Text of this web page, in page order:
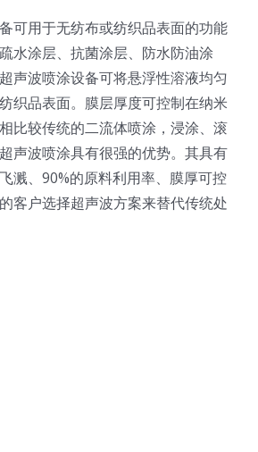
可用于无纺布或纺织品表面的功能
水涂层、抗菌涂层、防水防油涂
声波喷涂设备可将悬浮性溶液均匀
织品表面。膜层厚度可控制在纳米
比较传统的二流体喷涂，浸涂、滚
声波喷涂具有很强的优势。其具有
溅、90%的原料利用率、膜厚可控
客户选择超声波方案来替代传统处